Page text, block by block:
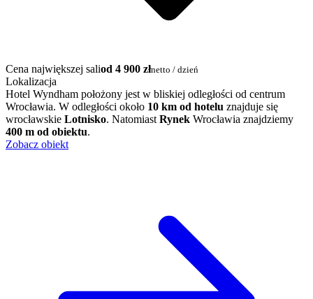
Cena największej saliod 4 900 złnetto / dzień
Lokalizacja
Hotel Wyndham położony jest w bliskiej odległości od centrum
Wrocławia. W odległości około 10 km od hotelu znajduje się
wrocławskie Lotnisko. Natomiast Rynek Wrocławia znajdziemy
400 m od obiektu.
Zobacz obiekt